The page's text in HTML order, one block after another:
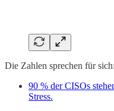
Die Zahlen sprechen für sich:
90 % der CISOs
Stress.